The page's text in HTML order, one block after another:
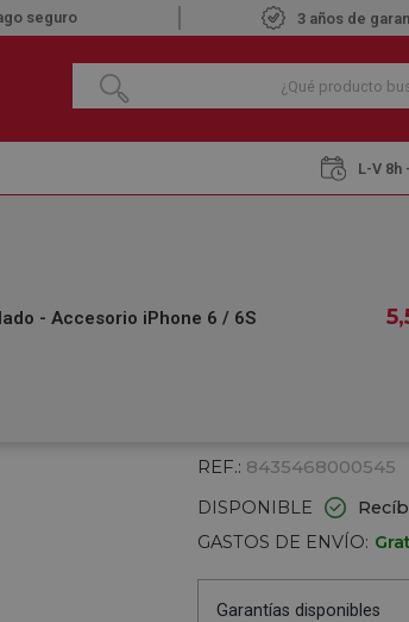
seguro 3 años de
L-V 8h
- Accesorio iPhone 6 / 6S 5
CATKIL
ACCESORIO
REF.: 8435468000545
DISPONIBLE
GASTOS DE ENVÍO:
Garantías disponibles